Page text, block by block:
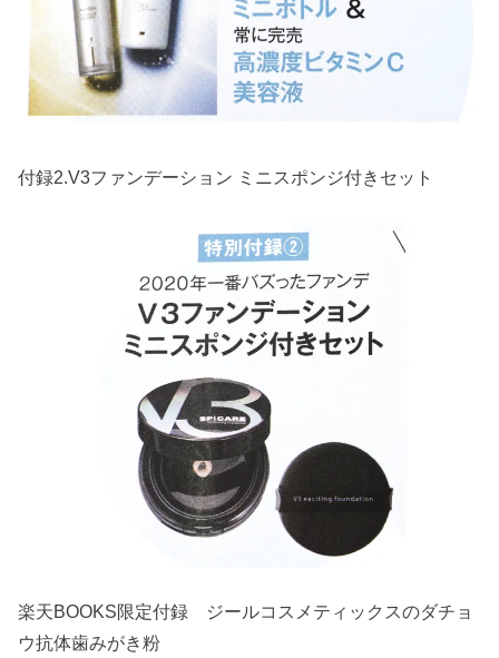
付録2.V3ファンデーション ミニスポンジ付きセット
楽天BOOKS限定付録 ジールコスメティックスのダチョ
ウ抗体歯みがき粉